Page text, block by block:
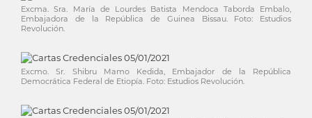
Excma. Sra. María de Lourdes Batista Mendoca Taborda Embalo,
Embajadora de la República de Guinea Bissau. Foto: Estudios
Revolución.
Excmo. Sr. Shibru Mamo Kedida, Embajador de la República
Democrática Federal de Etiopía. Foto: Estudios Revolución.